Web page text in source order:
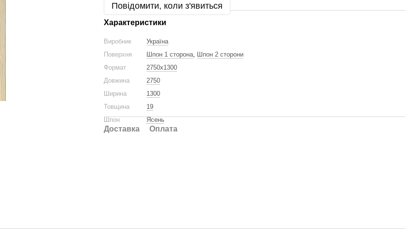
Повідомити, коли з'явиться
Характеристики
Виробник
Україна
Поверхня
Шпон 1 сторона, Шпон 2 сторони
Формат
2750x1300
Довжина
2750
Ширина
1300
Товщина
19
Шпон
Ясень
Доставка Оплата